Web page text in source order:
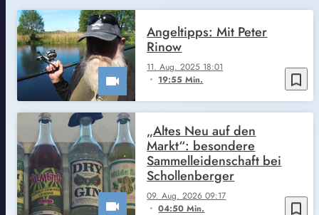
bookmark_border
11. Aug. 2025 18:01
19:55 Min.
Angeltipps: Mit Peter
Rinow
bookmark_border
09. Aug. 2026 09:17
04:50 Min.
„Altes Neu auf den
Markt“: besondere
Sammelleidenschaft bei
Schollenberger